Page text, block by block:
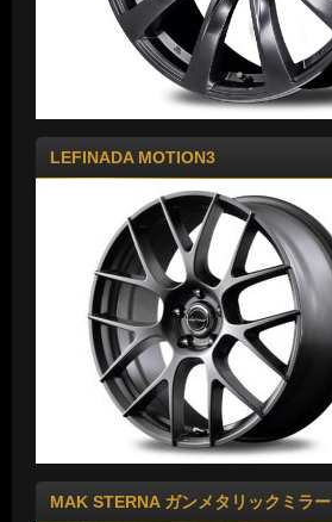
LEFINADA MOTION3
MAK STERNA ガンメタリックミラー